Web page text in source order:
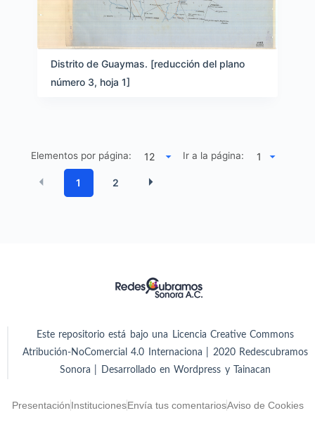
Distrito de Guaymas. [reducción del plano
número 3, hoja 1]
Elementos por página: Ir a la página:
1 2
Este repositorio está bajo una Licencia Creative Commons
Atribución-NoComercial 4.0 Internaciona | 2020 Redescubramos
Sonora | Desarrollado en Wordpress y Tainacan
PresentaciónInstitucionesEnvía tus comentariosAviso de Cookies